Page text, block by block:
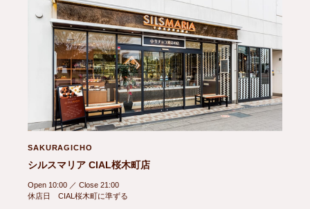
SAKURAGICHO
シルスマリア CIAL桜木町店
Open 10:00 ／ Close 21:00
休店日 CIAL桜木町に準ずる